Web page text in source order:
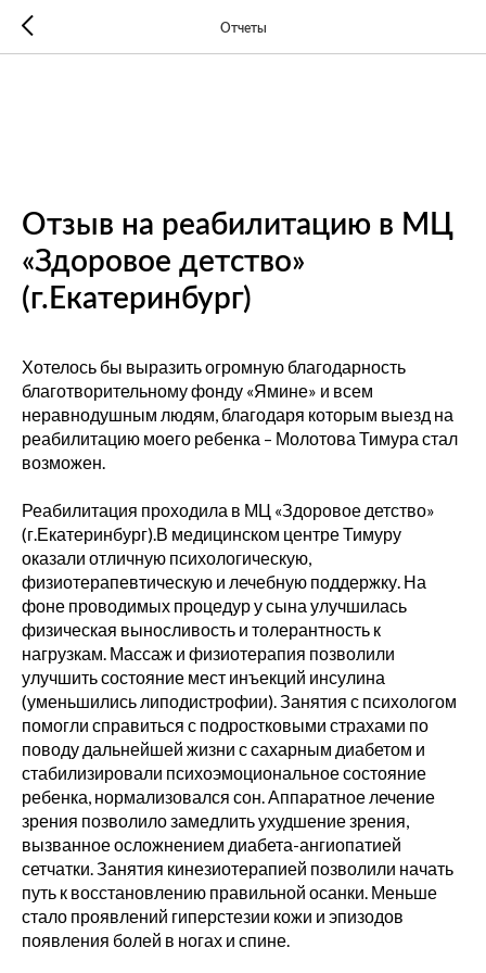
Отчеты
Отзыв на реабилитацию в МЦ
«Здоровое детство»
(г.Екатеринбург)
Хотелось бы выразить огромную благодарность
благотворительному фонду «Ямине» и всем
неравнодушным людям, благодаря которым выезд на
реабилитацию моего ребенка – Молотова Тимура стал
возможен.
Реабилитация проходила в МЦ «Здоровое детство»
(г.Екатеринбург).В медицинском центре Тимуру
оказали отличную психологическую,
физиотерапевтическую и лечебную поддержку. На
фоне проводимых процедур у сына улучшилась
физическая выносливость и толерантность к
нагрузкам. Массаж и физиотерапия позволили
улучшить состояние мест инъекций инсулина
(уменьшились липодистрофии). Занятия с психологом
помогли справиться с подростковыми страхами по
поводу дальнейшей жизни с сахарным диабетом и
стабилизировали психоэмоциональное состояние
ребенка, нормализовался сон. Аппаратное лечение
зрения позволило замедлить ухудшение зрения,
вызванное осложнением диабета-ангиопатией
сетчатки. Занятия кинезиотерапией позволили начать
путь к восстановлению правильной осанки. Меньше
стало проявлений гиперстезии кожи и эпизодов
появления болей в ногах и спине.